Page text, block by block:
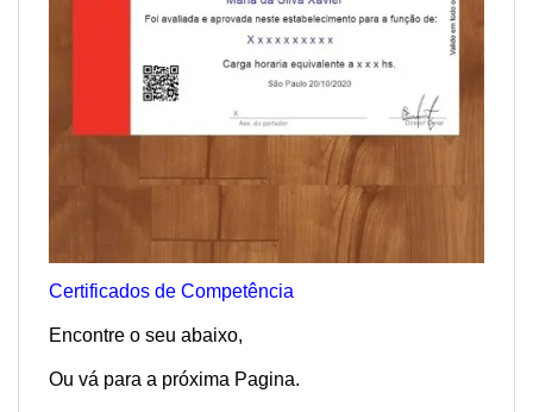
Certificados de Competência
Encontre o seu abaixo,
Ou vá para a próxima Pagina.